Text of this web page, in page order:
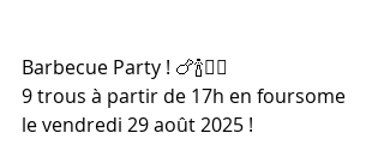
Barbecue Party ! 🍗🍾🏌️‍♂️
9 trous à partir de 17h en foursome
le vendredi 29 août 2025 !